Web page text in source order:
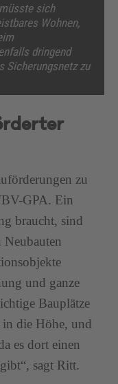
sich
Wohnen,
dringend
Sicherungsnetz zu
zu
GPA. Ein
braucht, sind
und ganze
Bauplätze
die Höhe, und
es dort einen
sagt Ritt.